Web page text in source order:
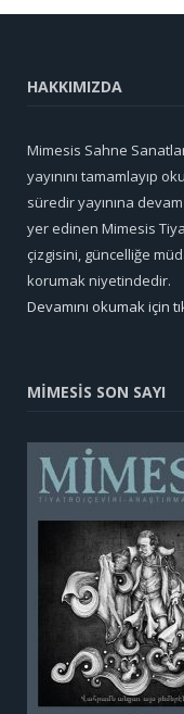
HAKKIMIZDA
Mimesis Sahne
yayınını tamamlayıp
süredir yayınına
yer edinen Mimesis
çizgisini, güncelliğe
korumak niyetindedir.
Devamını okumak için
MİMESİS SON SAYI